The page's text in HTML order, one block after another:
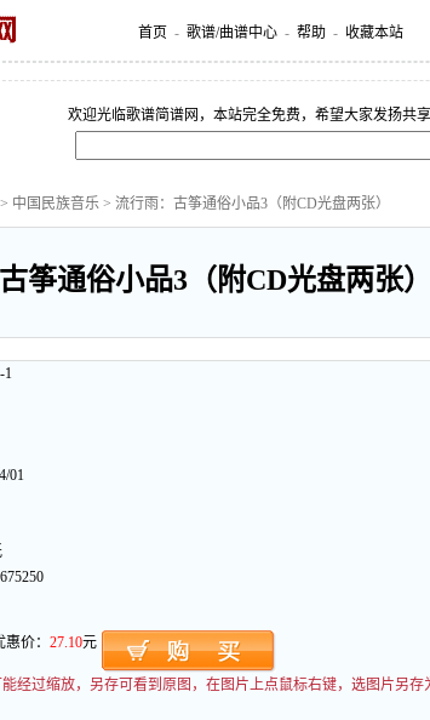
首页 - 歌谱/曲谱中心 - 帮助 - 收藏本站
欢迎光临歌谱简谱网，本站完全免费，希望大家发扬共享
> 中国民族音乐 > 流行雨：古筝通俗小品3（附CD光盘两张）
筝通俗小品3（附CD光盘两张）
1
01
价： 27.10元
能经过缩放，另存可看到原图，在图片上点鼠标右键，选图片另存